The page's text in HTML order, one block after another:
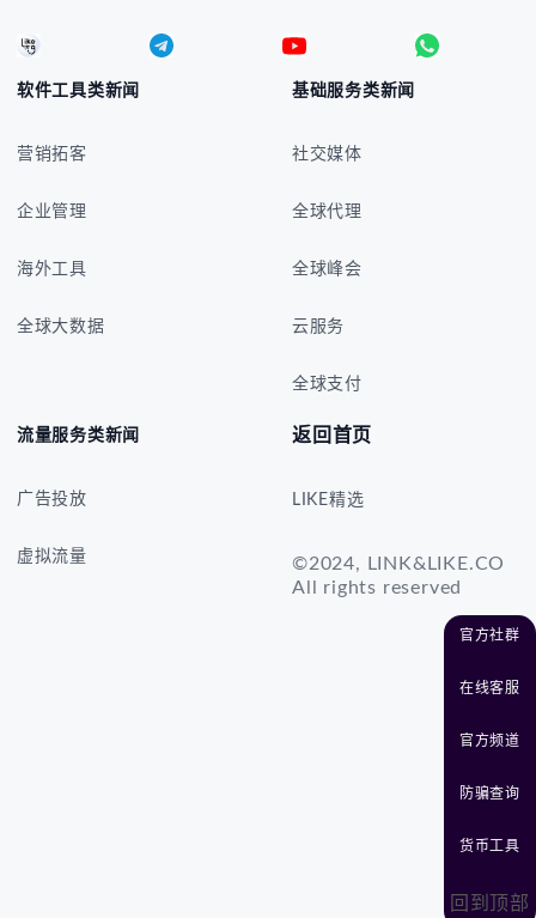
官方社群
在线客服
官方频道
防骗查询
货币工具
回到顶部
软件工具类新闻
营销拓客
企业管理
海外工具
全球大数据
基础服务类新闻
社交媒体
全球代理
全球峰会
云服务
全球支付
流量服务类新闻
广告投放
虚拟流量
返回首页
LIKE精选
©2024, LINK&LIKE.CO
All rights reserved